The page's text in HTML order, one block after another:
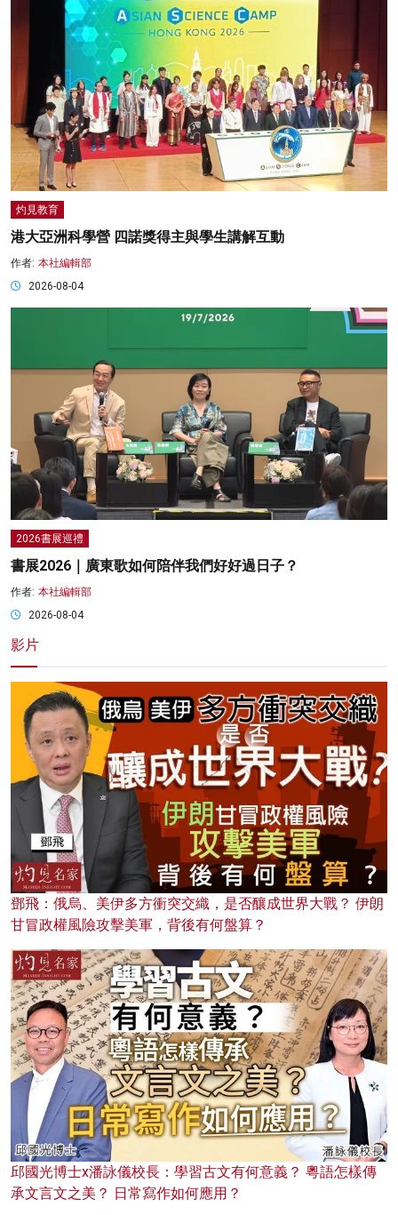
灼見教育
港大亞洲科學營 四諾獎得主與學生講解互動
作者: 本社編輯部
2026-08-04
2026書展巡禮
書展2026｜廣東歌如何陪伴我們好好過日子？
作者: 本社編輯部
2026-08-04
影片
鄧飛：俄烏、美伊多方衝突交織，是否釀成世界大戰？ 伊朗
甘冒政權風險攻擊美軍，背後有何盤算？
邱國光博士x潘詠儀校長：學習古文有何意義？ 粵語怎樣傳
承文言文之美？ 日常寫作如何應用？